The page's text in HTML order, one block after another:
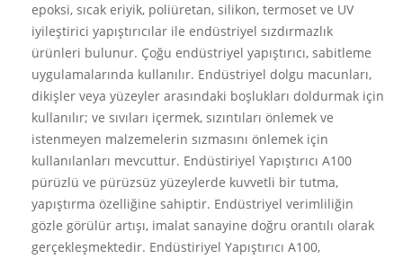
epoksi, sıcak eriyik, poliüretan, silikon, termoset ve UV
iyileştirici yapıştırıcılar ile endüstriyel sızdırmazlık
ürünleri bulunur. Çoğu endüstriyel yapıştırıcı, sabitleme
uygulamalarında kullanılır. Endüstriyel dolgu macunları,
dikişler veya yüzeyler arasındaki boşlukları doldurmak için
kullanılır; ve sıvıları içermek, sızıntıları önlemek ve
istenmeyen malzemelerin sızmasını önlemek için
kullanılanları mevcuttur. Endüstiriyel Yapıştırıcı A100
pürüzlü ve pürüzsüz yüzeylerde kuvvetli bir tutma,
yapıştırma özelliğine sahiptir. Endüstriyel verimliliğin
gözle görülür artışı, imalat sanayine doğru orantılı olarak
gerçekleşmektedir. Endüstiriyel Yapıştırıcı A100,